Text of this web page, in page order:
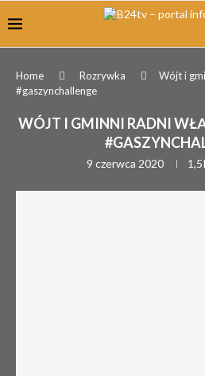
Home Rozrywka
Wójt i
#gaszynchallenge
WÓJT I GMINNI RADNI
9 czerwca 2020